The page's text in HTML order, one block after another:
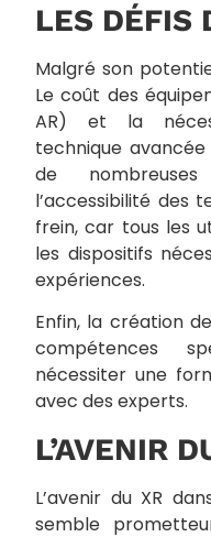
LES DÉFIS
Malgré son
Le coût des
AR) et la
technique
de
l’accessibilité des
frein, car tous les
les dispositifs
expériences.
Enfin, la création
compétences
nécessiter une
avec des experts.
L’AVENIR
L’avenir du XR
semble